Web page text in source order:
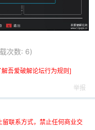
次数: 6)
吾爱破解论坛行为规则]
举报
联系方式，禁止任何商业交